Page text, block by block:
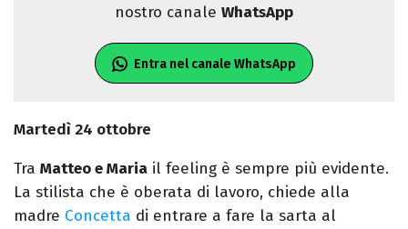
nostro canale WhatsApp
Entra nel canale WhatsApp
Martedì 24 ottobre
Tra Matteo e Maria il feeling è sempre più evidente.
La stilista che è oberata di lavoro, chiede alla
madre Concetta di entrare a fare la sarta al